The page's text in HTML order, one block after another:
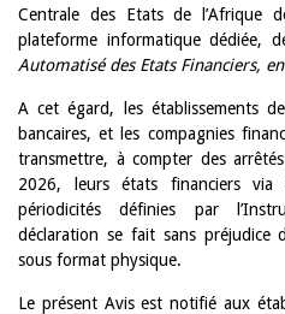
Centrale des Etats de l’Afrique
plateforme informatique dédiée,
Automatisé des Etats Financiers, en
A cet égard, les établissements
bancaires, et les compagnies
transmettre, à compter des
2026, leurs états financiers via
périodicités définies par
déclaration se fait sans préjudice
sous format physique.
Le présent Avis est notifié aux